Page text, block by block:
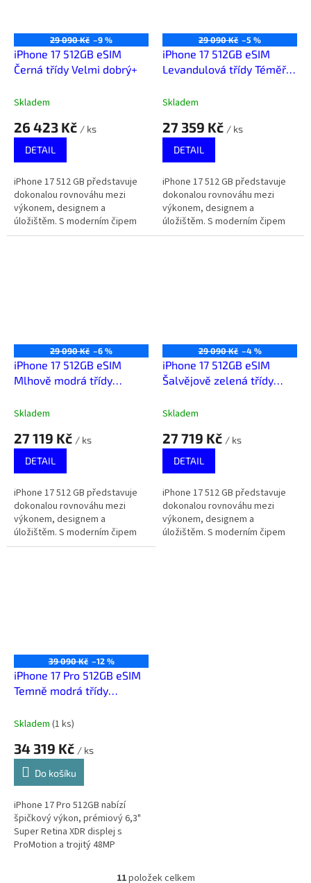
29 090 Kč –9 %
iPhone 17 512GB eSIM
Černá třídy Velmi dobrý+
Skladem
26 423 Kč / ks
DETAIL
iPhone 17 512 GB představuje
dokonalou rovnováhu mezi
výkonem, designem a
úložištěm. S moderním čipem
Apple a velkou kapacitou je
29 090 Kč –5 %
iPhone 17 512GB eSIM
Levandulová třídy Téměř
Skladem
27 359 Kč / ks
DETAIL
iPhone 17 512 GB představuje
dokonalou rovnováhu mezi
výkonem, designem a
úložištěm. S moderním čipem
Apple a velkou kapacitou je
29 090 Kč –6 %
iPhone 17 512GB eSIM
Mlhově modrá třídy
Skladem
27 119 Kč / ks
DETAIL
iPhone 17 512 GB představuje
dokonalou rovnováhu mezi
výkonem, designem a
úložištěm. S moderním čipem
Apple a velkou kapacitou je
29 090 Kč –4 %
iPhone 17 512GB eSIM
Šalvějově zelená třídy
Skladem
27 719 Kč / ks
DETAIL
iPhone 17 512 GB představuje
dokonalou rovnováhu mezi
výkonem, designem a
úložištěm. S moderním čipem
39 090 Kč –12 %
iPhone 17 Pro 512GB eSIM
Temně modrá třídy
Skladem (1 ks)
34 319 Kč / ks
Do košíku
iPhone 17 Pro 512GB nabízí
špičkový výkon, prémiový 6,3"
Super Retina XDR displej s
ProMotion a trojitý 48MP
11položek celkem